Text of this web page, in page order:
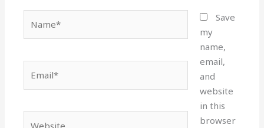
Save
my
name,
email,
and
website
in this
browser